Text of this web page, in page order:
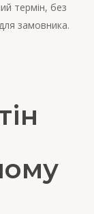
термін, без
замовника.